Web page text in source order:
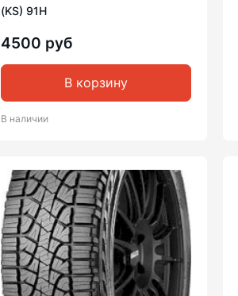
(KS) 91H
4500 руб
В корзину
В наличии